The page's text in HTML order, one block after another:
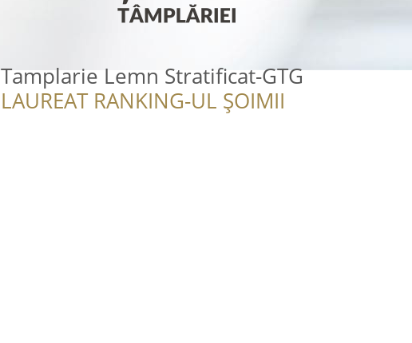
Tamplarie Lemn Stratificat-GTG
LAUREAT RANKING-UL ȘOIMII